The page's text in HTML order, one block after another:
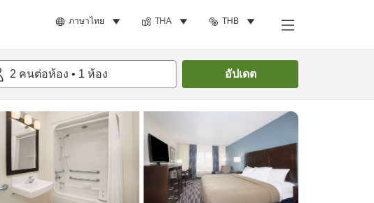
ภาษาไทย THA THB
2 คนต่อห้อง • 1 ห้อง อัปเดต
ค้นหาห้องพัก